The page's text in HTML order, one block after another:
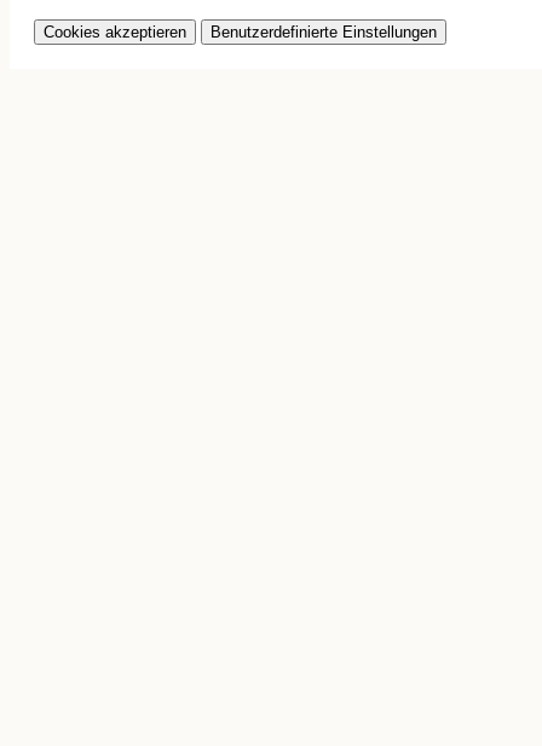
Cookies akzeptieren Benutzerdefinierte Einstellungen